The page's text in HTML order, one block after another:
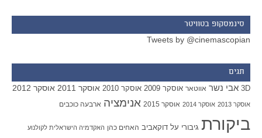
סינמסקופ בטוויטר
Tweets by @cinemascopian
תגים
3D אבי נשר אווטאר אוסקר 2009 אוסקר 2010 אוסקר 2011 אוסקר 2012
אוסקר 2013 אוסקר 2014 אוסקר 2015 אנימציה ארבעה כוכבים
ביקורת גיבורי על דוקאביב האחים כהן האקדמיה הישראלית לקולנוע